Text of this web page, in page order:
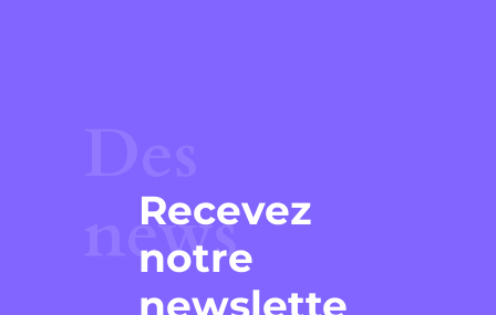
news
Recevez
notre
newslette